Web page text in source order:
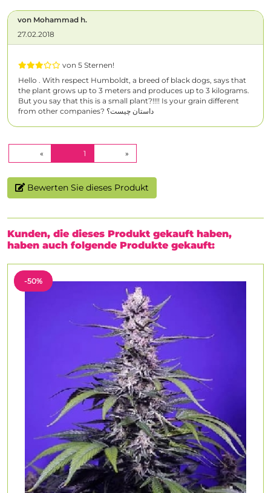
von Mohammad h.
27.02.2018
von 5 Sternen!
Hello . With respect Humboldt, a breed of black dogs, says that
the plant grows up to 3 meters and produces up to 3 kilograms.
But you say that this is a small plant?!!!! Is your grain different
from other companies? داستان چیست؟
« 1 (CURRENT)»
Bewerten Sie dieses Produkt
Kunden, die dieses Produkt gekauft haben,
haben auch folgende Produkte gekauft:
-50%